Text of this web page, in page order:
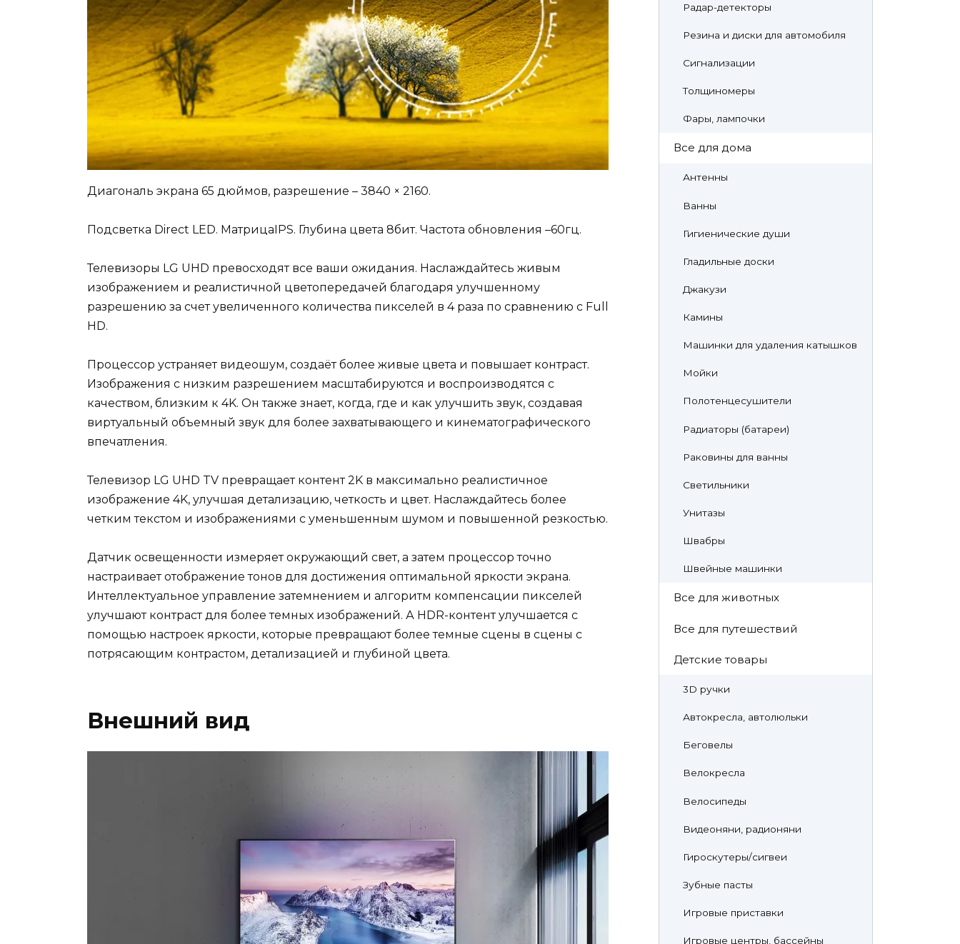
Диагональ экрана 65 дюймов, разрешение – 3840 × 2160.
Подсветка Direct LED. МатрицаIPS. Глубина цвета 8бит. Частота обновления –60гц.
Телевизоры LG UHD превосходят все ваши ожидания. Наслаждайтесь живым
изображением и реалистичной цветопередачей благодаря улучшенному
разрешению за счет увеличенного количества пикселей в 4 раза по сравнению с Full
HD.
Процессор устраняет видеошум, создаёт более живые цвета и повышает контраст.
Изображения с низким разрешением масштабируются и воспроизводятся с
качеством, близким к 4K. Он также знает, когда, где и как улучшить звук, создавая
виртуальный объемный звук для более захватывающего и кинематографического
впечатления.
Телевизор LG UHD TV превращает контент 2K в максимально реалистичное
изображение 4K, улучшая детализацию, четкость и цвет. Наслаждайтесь более
четким текстом и изображениями с уменьшенным шумом и повышенной резкостью.
Датчик освещенности измеряет окружающий свет, а затем процессор точно
настраивает отображение тонов для достижения оптимальной яркости экрана.
Интеллектуальное управление затемнением и алгоритм компенсации пикселей
улучшают контраст для более темных изображений. А HDR-контент улучшается с
помощью настроек яркости, которые превращают более темные сцены в сцены с
потрясающим контрастом, детализацией и глубиной цвета.
Внешний вид
Радар-детекторы
Резина и диски для автомобиля
Сигнализации
Толщиномеры
Фары, лампочки
Все для дома
Антенны
Ванны
Гигиенические души
Гладильные доски
Джакузи
Камины
Машинки для удаления катышков
Мойки
Полотенцесушители
Радиаторы (батареи)
Раковины для ванны
Светильники
Унитазы
Швабры
Швейные машинки
Все для животных
Все для путешествий
Детские товары
3D ручки
Автокресла, автолюльки
Беговелы
Велокресла
Велосипеды
Видеоняни, радионяни
Гироскутеры/сигвеи
Зубные пасты
Игровые приставки
Игровые центры, бассейны